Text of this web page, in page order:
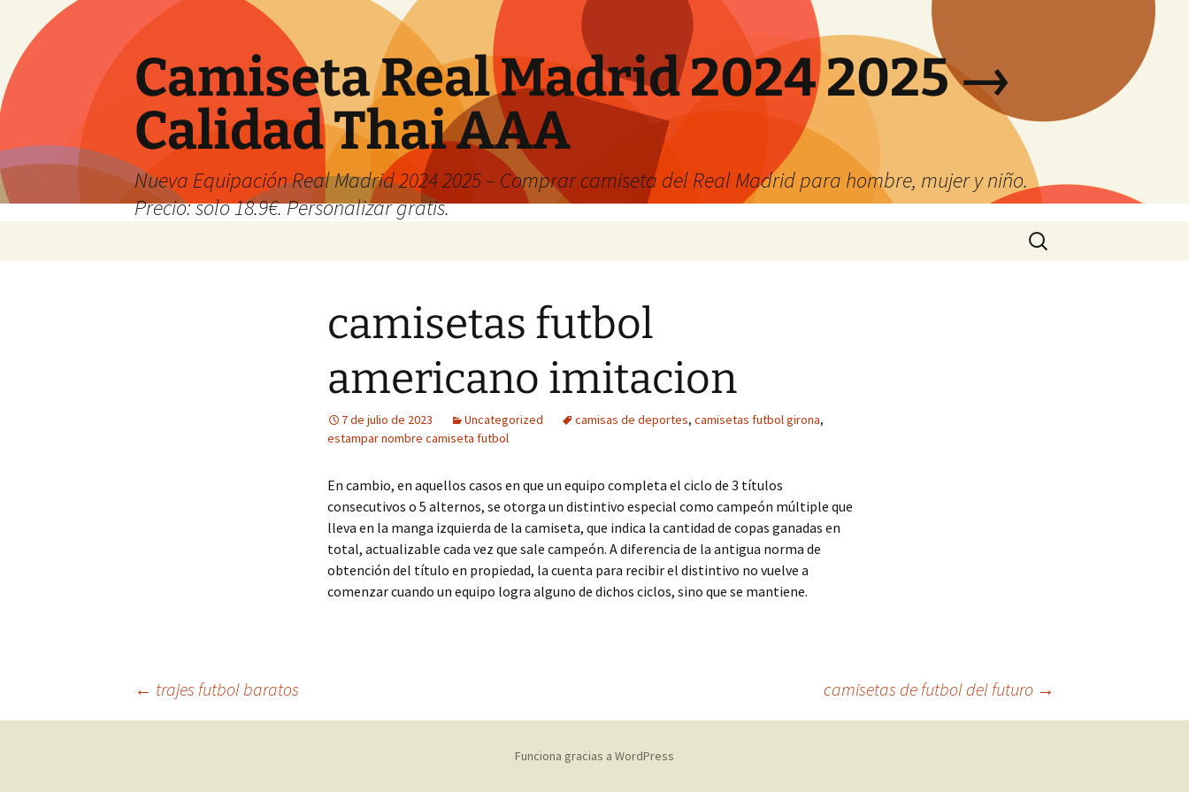
Camiseta Real Madrid 2024 2025 →
Calidad Thai AAA
Nueva Equipación Real Madrid 2024 2025 – Comprar camiseta del Real Madrid para hombre, mujer y niño.
Precio: solo 18.9€. Personalizar gratis.
Buscar:
camisetas futbol
americano imitacion
7 de julio de 2023 Uncategorized camisas de deportes, camisetas futbol girona,
estampar nombre camiseta futbol
En cambio, en aquellos casos en que un equipo completa el ciclo de 3 títulos
consecutivos o 5 alternos, se otorga un distintivo especial como campeón múltiple que
lleva en la manga izquierda de la camiseta, que indica la cantidad de copas ganadas en
total, actualizable cada vez que sale campeón. A diferencia de la antigua norma de
obtención del título en propiedad, la cuenta para recibir el distintivo no vuelve a
comenzar cuando un equipo logra alguno de dichos ciclos, sino que se mantiene.
Navegación
← trajes futbol baratos camisetas de futbol del futuro →
Funciona gracias a WordPress